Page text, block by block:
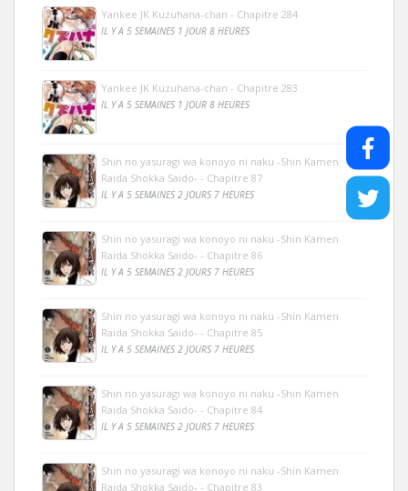
Yankee JK Kuzuhana-chan - Chapitre 284
IL Y A 5 SEMAINES 1 JOUR 8 HEURES
Yankee JK Kuzuhana-chan - Chapitre 283
IL Y A 5 SEMAINES 1 JOUR 8 HEURES
Shin no yasuragi wa konoyo ni naku -Shin Kamen
Raida Shokka Saido- - Chapitre 87
IL Y A 5 SEMAINES 2 JOURS 7 HEURES
Shin no yasuragi wa konoyo ni naku -Shin Kamen
Raida Shokka Saido- - Chapitre 86
IL Y A 5 SEMAINES 2 JOURS 7 HEURES
Shin no yasuragi wa konoyo ni naku -Shin Kamen
Raida Shokka Saido- - Chapitre 85
IL Y A 5 SEMAINES 2 JOURS 7 HEURES
Shin no yasuragi wa konoyo ni naku -Shin Kamen
Raida Shokka Saido- - Chapitre 84
IL Y A 5 SEMAINES 2 JOURS 7 HEURES
Shin no yasuragi wa konoyo ni naku -Shin Kamen
Raida Shokka Saido- - Chapitre 83